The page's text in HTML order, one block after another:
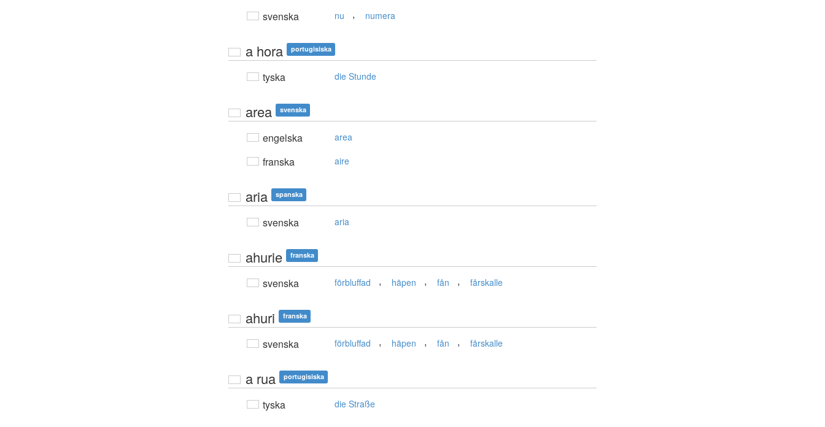
svenska nu , numera
a hora portugisiska
tyska die Stunde
area svenska
engelska area
franska aire
aria spanska
svenska aria
ahurie franska
svenska förbluffad , häpen , fån , fårskalle
ahuri franska
svenska förbluffad , häpen , fån , fårskalle
a rua portugisiska
tyska die Straße